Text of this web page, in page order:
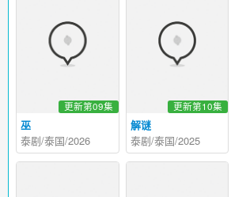
巫
更新第09集
泰剧/泰国/2026
解谜
更新第10集
泰剧/泰国/2025